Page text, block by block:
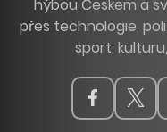
hýbou Českem a
přes technologie,
sport,